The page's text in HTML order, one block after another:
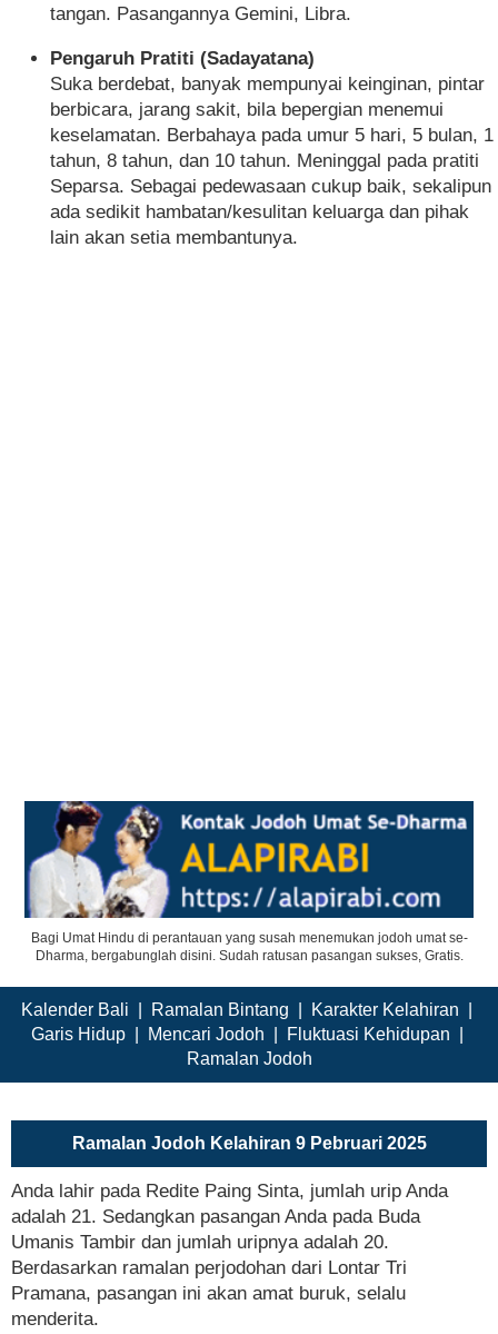
tangan. Pasangannya Gemini, Libra.
Pengaruh Pratiti (Sadayatana)
Suka berdebat, banyak mempunyai keinginan, pintar
berbicara, jarang sakit, bila bepergian menemui
keselamatan. Berbahaya pada umur 5 hari, 5 bulan, 1
tahun, 8 tahun, dan 10 tahun. Meninggal pada pratiti
Separsa. Sebagai pedewasaan cukup baik, sekalipun
ada sedikit hambatan/kesulitan keluarga dan pihak
lain akan setia membantunya.
Bagi Umat Hindu di perantauan yang susah menemukan jodoh umat se-
Dharma, bergabunglah disini. Sudah ratusan pasangan sukses, Gratis.
Kalender Bali Ramalan Bintang Karakter Kelahiran
Garis Hidup| Mencari Jodoh Fluktuasi Kehidupan
Ramalan Jodoh
Ramalan Jodoh Kelahiran 9 Pebruari 2025
Anda lahir pada Redite Paing Sinta, jumlah urip Anda
adalah 21. Sedangkan pasangan Anda pada Buda
Umanis Tambir dan jumlah uripnya adalah 20.
Berdasarkan ramalan perjodohan dari Lontar Tri
Pramana, pasangan ini akan amat buruk, selalu
menderita.